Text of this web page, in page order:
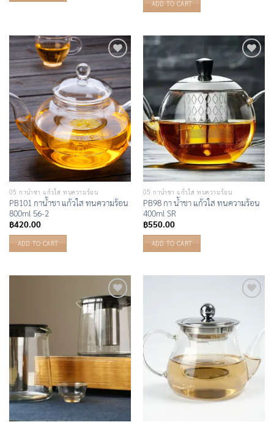
ADD TO CART
Add to
Wishlist
05 กาน้ำชา แก้วใส ทนความร้อน
PB101 กาน้ำชา แก้วใส ทนความร้อน
800ml 56-2
฿420.00
ADD TO CART
Add to
Wishlist
05 กาน้ำชา แก้วใส ทนความร้อน
PB98 กา น้ำชา แก้วใส ทนความร้อน
400ml SR
฿550.00
ADD TO CART
Add to
Wishlist